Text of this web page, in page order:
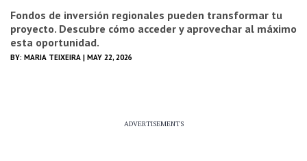
Fondos de inversión regionales pueden transformar tu
proyecto. Descubre cómo acceder y aprovechar al máximo
esta oportunidad.
BY: MARIA TEIXEIRA | MAY 22, 2026
ADVERTISEMENTS